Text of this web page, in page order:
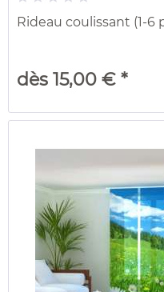
Rideau coulissant (1-6
dès 15,00 € *